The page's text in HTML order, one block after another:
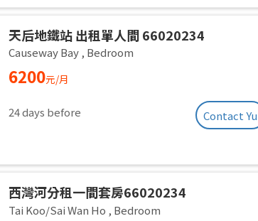
天后地鐵站 出租單人間 66020234
Causeway Bay , Bedroom
6200元/月
24 days before Contact Yu
西灣河分租一間套房66020234
Tai Koo/Sai Wan Ho , Bedroom